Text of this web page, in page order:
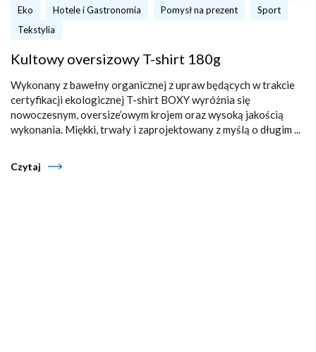
Eko Hotele i Gastronomia Pomysł na prezent
Sport
Tekstylia
Kultowy oversizowy T-shirt 180g
Wykonany z bawełny organicznej z upraw będących w trakcie
certyfikacji ekologicznej T-shirt BOXY wyróżnia się
nowoczesnym, oversize’owym krojem oraz wysoką jakością
wykonania. Miękki, trwały i zaprojektowany z myślą o długim ...
Czytaj